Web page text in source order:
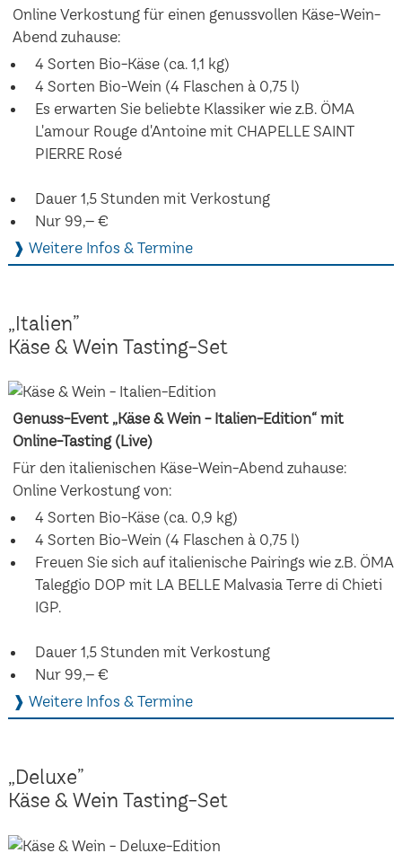
Online Verkostung für einen genussvollen Käse-Wein-
Abend zuhause:
4 Sorten Bio-Käse (ca. 1,1 kg)
4 Sorten Bio-Wein (4 Flaschen à 0,75 l)
Es erwarten Sie beliebte Klassiker wie z.B. ÖMA
L'amour Rouge d'Antoine mit CHAPELLE SAINT
PIERRE Rosé
Dauer 1,5 Stunden mit Verkostung
Nur 99,– €
❱ Weitere Infos & Termine
„Italien”
Käse & Wein Tasting-Set
Genuss-Event „Käse & Wein - Italien-Edition“ mit
Online-Tasting (Live)
Für den italienischen Käse-Wein-Abend zuhause:
Online Verkostung von:
4 Sorten Bio-Käse (ca. 0,9 kg)
4 Sorten Bio-Wein (4 Flaschen à 0,75 l)
Freuen Sie sich auf italienische Pairings wie z.B. ÖMA
Taleggio DOP mit LA BELLE Malvasia Terre di Chieti
IGP.
Dauer 1,5 Stunden mit Verkostung
Nur 99,– €
❱ Weitere Infos & Termine
„Deluxe”
Käse & Wein Tasting-Set